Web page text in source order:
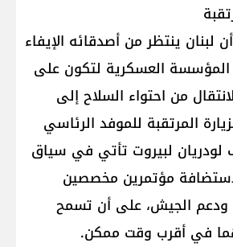
لبنان ينتظر من أصدقائه الإيفاء
المؤسسة العسكرية لتكون على
من احتواء السلاح إلى
المرتقبة للموفد الرئاسي
لودريان لبيروت تأتي في سياق
مؤتمرين مخصصين
ودعم الجيش، على أن تسمح
في أقرب وقت ممكن.